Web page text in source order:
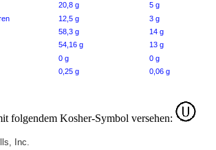
20,8 g
5 g
12,5 g
3 g
58,3 g
14 g
54,16 g
13 g
0 g
0 g
0,25 g 0,06 g
folgendem Kosher-Symbol versehen:
Inc.